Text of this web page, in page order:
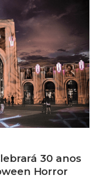
30 anos
Horror